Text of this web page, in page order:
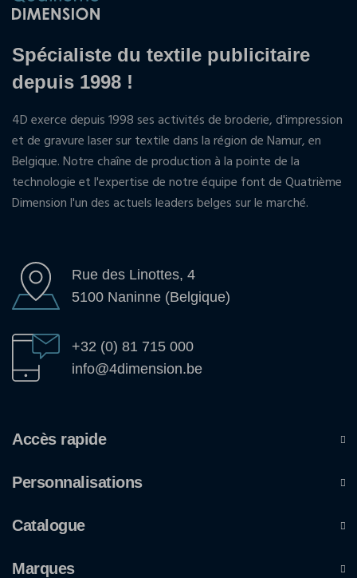
Spécialiste du textile publicitaire
depuis 1998 !
4D exerce depuis 1998 ses activités de broderie, d'impression
et de gravure laser sur textile dans la région de Namur, en
Belgique. Notre chaîne de production à la pointe de la
technologie et l'expertise de notre équipe font de Quatrième
Dimension l'un des actuels leaders belges sur le marché.
Rue des Linottes, 4
5100 Naninne (Belgique)
+32 (0) 81 715 000
info@4dimension.be
Accès rapide
Personnalisations
Catalogue
Marques